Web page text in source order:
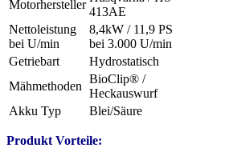
Motorhersteller
413AE
Nettoleistung
bei U/min
8,4kW / 11,9 PS
bei 3.000 U/min
Getriebart
Hydrostatisch
Mähmethoden
BioClip® /
Heckauswurf
Akku Typ
Blei/Säure
Produkt Vorteile: